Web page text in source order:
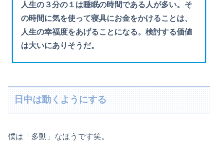
人生の３分の１は睡眠の時間である人が多い。そ
の時間に気を使って寝具にお金をかけることは、
人生の幸福度をあげることになる。検討する価値
は大いにありそうだ。
日中は動くようにする
僕は「多動」なほうです笑。